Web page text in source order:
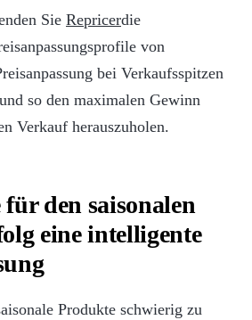
Sie Repricerdie
von
bei Verkaufsspitzen
so den maximalen Gewinn
Verkauf herauszuholen.
den saisonalen
eine intelligente
Produkte schwierig zu